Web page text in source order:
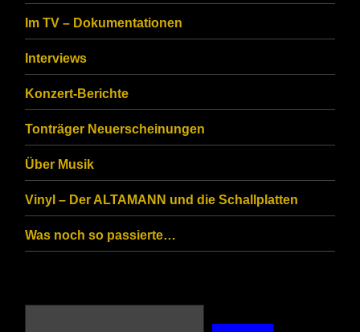
ensure
that
you
are
human.
Im TV – Dokumentationen
Interviews
Konzert-Berichte
Tonträger Neuerscheinungen
Über Musik
Vinyl – Der ALTAMANN und die Schallplatten
Was noch so passierte…